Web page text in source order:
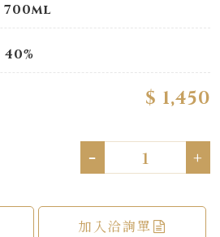
700ml
40%
$ 1,450
- +
加入洽詢單